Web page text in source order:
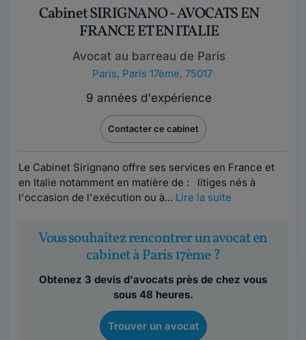
Cabinet SIRIGNANO - AVOCATS EN
FRANCE ET EN ITALIE
Avocat au barreau de Paris
Paris, Paris 17ème, 75017
9 années d'expérience
Contacter ce cabinet
Le Cabinet Sirignano offre ses services en France et
en Italie notamment en matière de : litiges nés à
l'occasion de l'exécution ou à... Lire la suite
Vous souhaitez rencontrer un avocat en
cabinet à Paris 17ème ?
Obtenez 3 devis d'avocats près de chez vous
sous 48 heures.
Trouver un avocat